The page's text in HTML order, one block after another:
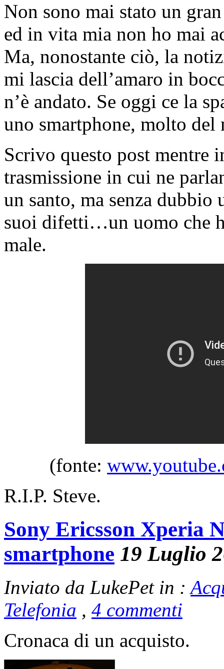
Non sono mai stato un
ed in vita mia non ho mai
Ma, nonostante ciò, la
mi lascia dell’amaro in
n’è andato. Se oggi ce la
uno smartphone, molto del
Scrivo questo post mentre
trasmissione in cui ne
un santo, ma senza
suoi difetti…un uomo che
male.
(fonte:
R.I.P. Steve.
Sony Ericsson Xperia
smartphone 19 Luglio
Inviato da LukePet in :
Telefonia , 4 commenti
Cronaca di un acquisto.